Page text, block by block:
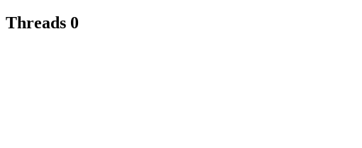
Threads 0